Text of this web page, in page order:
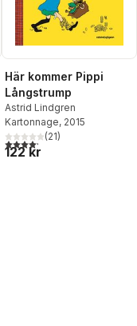
röster:
Här kommer Pippi
Långstrump
Astrid Lindgren
Kartonnage, 2015
4,2utav 5 stjärnor. Totalt
(21)
122 kr